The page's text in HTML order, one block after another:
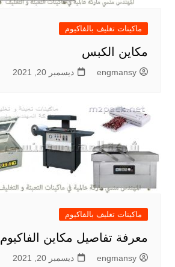
ماكينات تغليف بالفاكيوم
مكاين الكبس
engmansy ديسمبر 20, 2021
ماكينات تغليف بالفاكيوم
معرفة تفاصيل مكاين الفاكيوم
engmansy ديسمبر 20, 2021